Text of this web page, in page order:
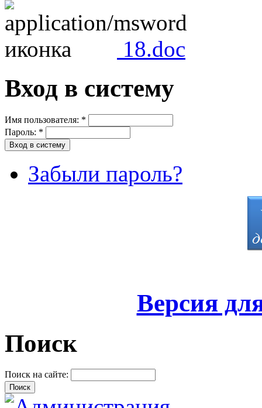
18.doc
Вход в систему
Имя пользователя: *
Пароль: *
Забыли пароль?
Версия
Поиск
Поиск на сайте: